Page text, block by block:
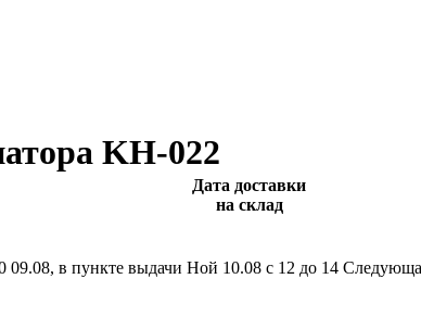
KH-022
Дата доставки
на склад
09.08, в пункте выдачи Ной 10.08 c 12 до 14